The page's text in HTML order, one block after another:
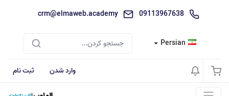
09113967638
crm@elmaweb.academy
Persian
وارد شدن ثبت نام